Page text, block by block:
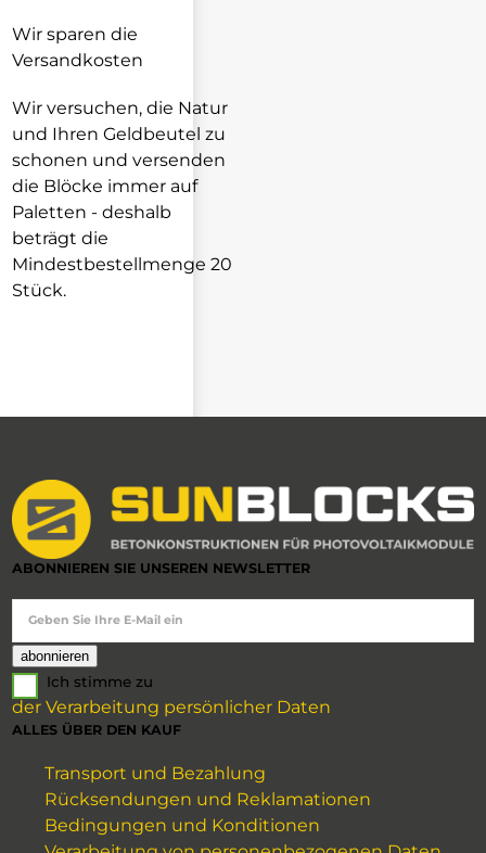
Wir sparen die
Versandkosten
Wir versuchen, die Natur
und Ihren Geldbeutel zu
schonen und versenden
die Blöcke immer auf
Paletten - deshalb
beträgt die
Mindestbestellmenge 20
Stück.
ABONNIEREN SIE UNSEREN NEWSLETTER
Geben Sie Ihre E-Mail ein
Ich stimme zu
der Verarbeitung persönlicher Daten
ALLES ÜBER DEN KAUF
Transport und Bezahlung
Rücksendungen und Reklamationen
Bedingungen und Konditionen